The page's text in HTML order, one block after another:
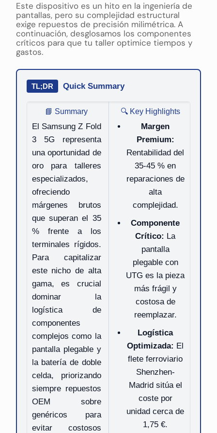
Este dispositivo es un hito en la ingeniería de
pantallas, pero su complejidad estructural
exige repuestos de precisión milimétrica. A
continuación, desglosamos los componentes
críticos para que tu taller optimice tiempos y
gastos.
TL;DR Quick Summary
📘 Summary
El Samsung Z Fold
3 5G representa
una oportunidad de
oro para talleres
especializados,
ofreciendo
márgenes brutos
que superan el 35
% frente a los
terminales rígidos.
Para capitalizar
este nicho de alta
gama, es crucial
dominar la
logística de
componentes
complejos como la
pantalla plegable y
la batería de doble
celda, priorizando
siempre repuestos
OEM sobre
genéricos para
evitar costosos
🔍 Key Highlights
Margen
Premium:
Rentabilidad del
35-45 % en
reparaciones de
alta
complejidad.
Componente
Crítico: La
pantalla
plegable con
UTG es la pieza
más frágil y
costosa de
reemplazar.
Logística
Optimizada: El
flete ferroviario
Shenzhen-
Madrid sitúa el
coste por
unidad cerca de
1,75 €.